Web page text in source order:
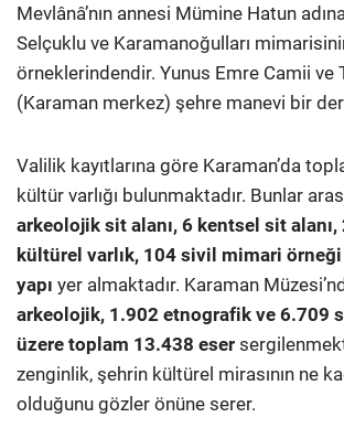
Mevlânâ’nın annesi Mümine Hatun
Selçuklu ve Karamanoğulları
örneklerindendir. Yunus Emre Camii ve
(Karaman merkez) şehre manevi bir
Valilik kayıtlarına göre Karaman’da
kültür varlığı bulunmaktadır. Bunlar
arkeolojik sit alanı, 6 kentsel sit
kültürel varlık, 104 sivil mimari
yapı yer almaktadır. Karaman
arkeolojik, 1.902 etnografik ve 6.709
üzere toplam 13.438 eser
zenginlik, şehrin kültürel mirasının ne
olduğunu gözler önüne serer.